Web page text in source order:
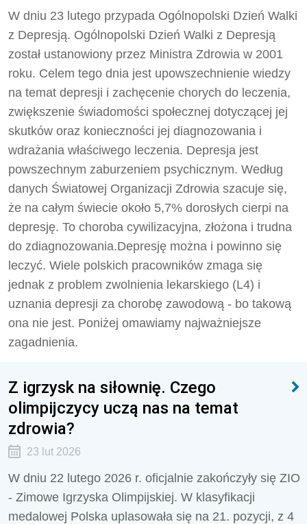
W dniu 23 lutego przypada Ogólnopolski Dzień Walki
z Depresją. Ogólnopolski Dzień Walki z Depresją
został ustanowiony przez Ministra Zdrowia w 2001
roku. Celem tego dnia jest upowszechnienie wiedzy
na temat depresji i zachęcenie chorych do leczenia,
zwiększenie świadomości społecznej dotyczącej jej
skutków oraz konieczności jej diagnozowania i
wdrażania właściwego leczenia. Depresja jest
powszechnym zaburzeniem psychicznym. Według
danych Światowej Organizacji Zdrowia szacuje się,
że na całym świecie około 5,7% dorosłych cierpi na
depresję. To choroba cywilizacyjna, złożona i trudna
do zdiagnozowania.Depresję można i powinno się
leczyć. Wiele polskich pracowników zmaga się
jednak z problem zwolnienia lekarskiego (L4) i
uznania depresji za chorobę zawodową - bo takową
ona nie jest. Poniżej omawiamy najważniejsze
zagadnienia.
Z igrzysk na siłownię. Czego
olimpijczycy uczą nas na temat
zdrowia?
23 lut 2026
W dniu 22 lutego 2026 r. oficjalnie zakończyły się ZIO
- Zimowe Igrzyska Olimpijskiej. W klasyfikacji
medalowej Polska uplasowała się na 21. pozycji, z 4